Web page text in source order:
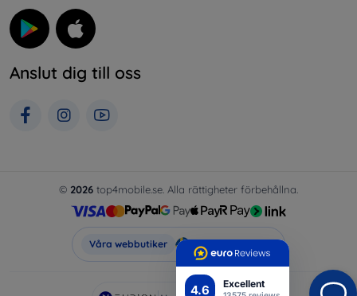
4.6 Excellent
Anslut dig till oss
© 2026 top4mobile.se. Alla rättigheter förbehållna.
Våra webbutiker Top4Mobile.se